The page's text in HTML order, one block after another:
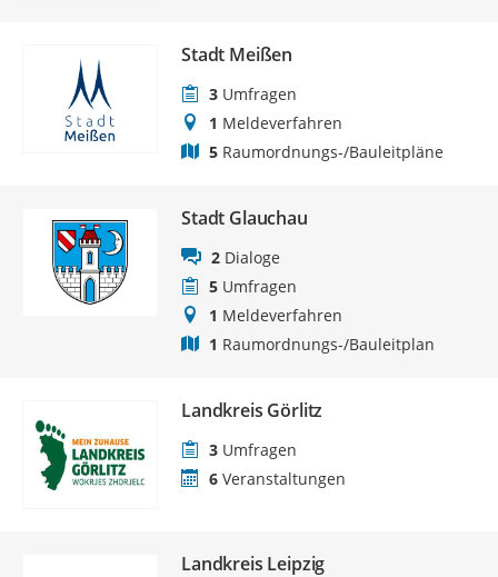
Stadt Meißen
3 Umfragen
1 Meldeverfahren
5 Raumordnungs-/Bauleitpläne
Stadt Glauchau
2 Dialoge
5 Umfragen
1 Meldeverfahren
1 Raumordnungs-/Bauleitplan
Landkreis Görlitz
3 Umfragen
6 Veranstaltungen
Landkreis Leipzig